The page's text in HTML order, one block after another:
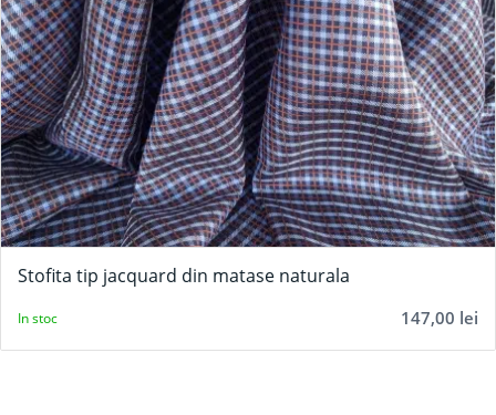
Stofita tip jacquard din matase naturala
147,00 lei
In stoc